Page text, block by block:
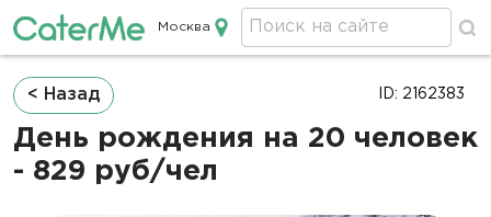
Кейтеринг в Москве
Москва
Строка
навигации
< Назад
День рождения на 20 человек
- 829 руб/чел
ID: 2162383